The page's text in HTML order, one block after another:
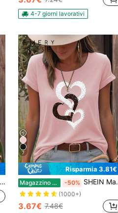
4-7 giorni lavorativi
7
Risparmia 3.81€
Magazzino EU -50% SHEIN Maglietta casual estiva da donna con stampa a cuori, scollo tondo, maniche corte, per abiti di Capodanno, grafiche per magliette da donna
(1000+)
3.67€ 7.48€